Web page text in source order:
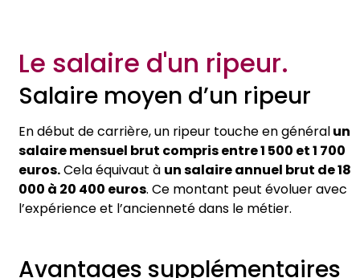
Le salaire d'un ripeur.
Salaire moyen d’un ripeur
En début de carrière, un ripeur touche en généralun
salaire mensuel brut compris entre 1 500 et 1 700
euros.Cela équivaut à un salaire annuel brut de 18
000 à 20 400 euros. Ce montant peut évoluer avec
l’expérience et l’ancienneté dans le métier.
Avantages supplémentaires